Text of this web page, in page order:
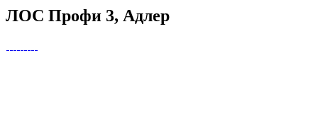
ЛОС Профи 3, Адлер